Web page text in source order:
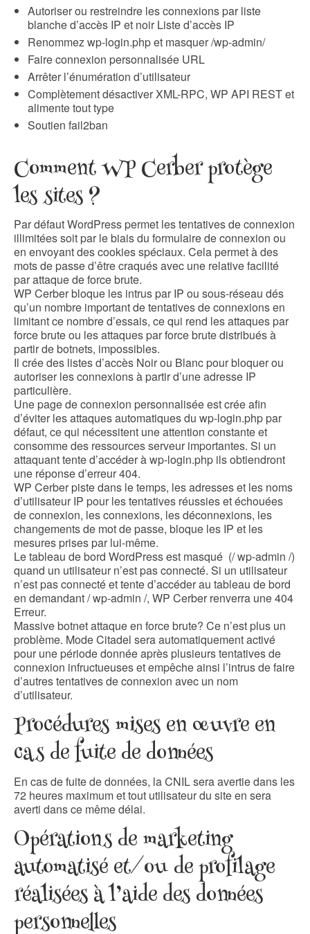
Autoriser ou restreindre les connexions par liste
blanche d’accès IP et noir Liste d’accès IP
Renommez wp-login.php et masquer /wp-admin/
Faire connexion personnalisée URL
Arrêter l’énumération d’utilisateur
Complètement désactiver XML-RPC, WP API REST et
alimente tout type
Soutien fail2ban
Comment WP Cerber protège
les sites ?
Par défaut WordPress permet les tentatives de connexion
illimitées soit par le biais du formulaire de connexion ou
en envoyant des cookies spéciaux. Cela permet à des
mots de passe d’être craqués avec une relative facilité
par attaque de force brute.
WP Cerber bloque les intrus par IP ou sous-réseau dés
qu’un nombre important de tentatives de connexions en
limitant ce nombre d’essais, ce qui rend les attaques par
force brute ou les attaques par force brute distribués à
partir de botnets, impossibles.
Il crée des listes d’accès Noir ou Blanc pour bloquer ou
autoriser les connexions à partir d’une adresse IP
particulière.
Une page de connexion personnalisée est crée afin
d’éviter les attaques automatiques du wp-login.php par
défaut, ce qui nécessitent une attention constante et
consomme des ressources serveur importantes. Si un
attaquant tente d’accéder à wp-login.php ils obtiendront
une réponse d’erreur 404.
WP Cerber piste dans le temps, les adresses et les noms
d’utilisateur IP pour les tentatives réussies et échouées
de connexion, les connexions, les déconnexions, les
changements de mot de passe, bloque les IP et les
mesures prises par lui-même.
Le tableau de bord WordPress est masqué (/ wp-admin /)
quand un utilisateur n’est pas connecté. Si un utilisateur
n’est pas connecté et tente d’accéder au tableau de bord
en demandant / wp-admin /, WP Cerber renverra une 404
Erreur.
Massive botnet attaque en force brute? Ce n’est plus un
problème. Mode Citadel sera automatiquement activé
pour une période donnée après plusieurs tentatives de
connexion infructueuses et empêche ainsi l’intrus de faire
d’autres tentatives de connexion avec un nom
d’utilisateur.
Procédures mises en œuvre en
cas de fuite de données
En cas de fuite de données, la CNIL sera avertie dans les
72 heures maximum et tout utilisateur du site en sera
averti dans ce même délai.
Opérations de marketing
automatisé et/ou de profilage
réalisées à l’aide des données
personnelles